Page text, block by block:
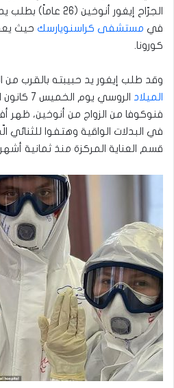
في مستشفى كراسنويارسك حيث
كورونا.
وقد طلب إيغور يد حبيبته بالقرب من
الميلاد
الروسي
فنوكوفا من الزواج من أنوخين، ظهر
في البدلات الواقية وهتفوا للثنائي
قسم العناية المركزة منذ ثمانية